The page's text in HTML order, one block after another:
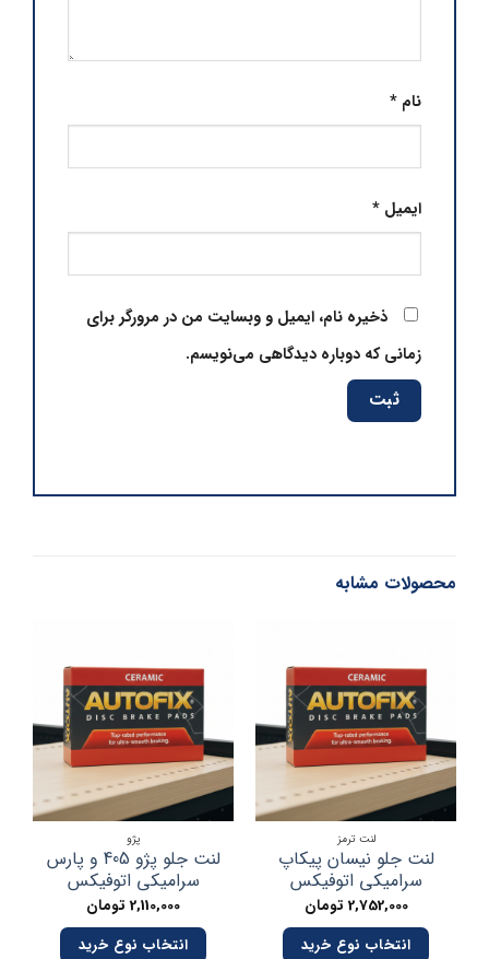
نام*
ایمیل*
ذخیره نام، ایمیل و وبسایت من در مرورگر برای
زمانی که دوباره دیدگاهی می‌نویسم.
محصولات مشابه
لنت ترمز
لنت جلو نیسان پیکاپ
سرامیکی اتوفیکس
2,752,000تومان
انتخاب نوع خرید
لنت جلو پژو 405 و پارس
سرامیکی اتوفیکس
2,110,000تومان
انتخاب نوع خرید